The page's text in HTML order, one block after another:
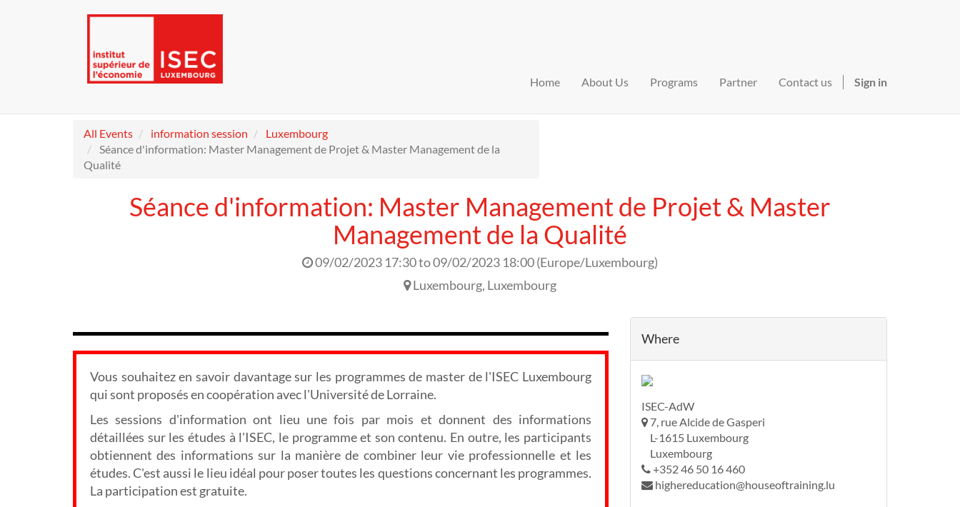
Home About Us Programs Partner Contact us Sign in
All Events information session
Luxembourg
Séance d'information: Master Management de Projet & Master Management de la
Qualité
Séance d'information: Master Management de Projet & Master
Management de la Qualité
09/02/2023 17:30to09/02/2023 18:00(Europe/Luxembourg)
Luxembourg, Luxembourg
Vous souhaitez en savoir davantage sur les programmes de master de l'ISEC Luxembourg
qui sont proposés en coopération avec l'Université de Lorraine.
Les sessions d'information ont lieu une fois par mois et donnent des informations
détaillées sur les études à l'ISEC, le programme et son contenu. En outre, les participants
obtiennent des informations sur la manière de combiner leur vie professionnelle et les
études. C'est aussi le lieu idéal pour poser toutes les questions concernant les programmes.
La participation est gratuite.
Where
ISEC-AdW
7, rue Alcide de Gasperi
L-1615 Luxembourg
Luxembourg
+352 46 50 16 460
highereducation@houseoftraining.lu